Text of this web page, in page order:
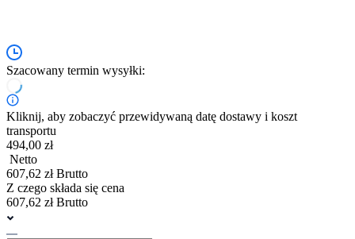
Szacowany termin wysyłki:
Kliknij, aby zobaczyć przewidywaną datę dostawy i koszt
transportu
494,00 zł
Netto
607,62 zł Brutto
Z czego składa się cena
607,62 zł Brutto